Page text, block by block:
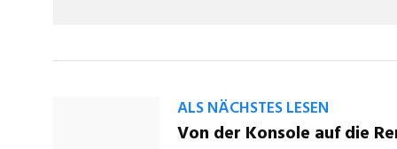
ALS NÄCHSTES LESEN
Von der Konsole auf die